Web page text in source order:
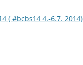
( #bcbs14 4.-6.7. 2014)